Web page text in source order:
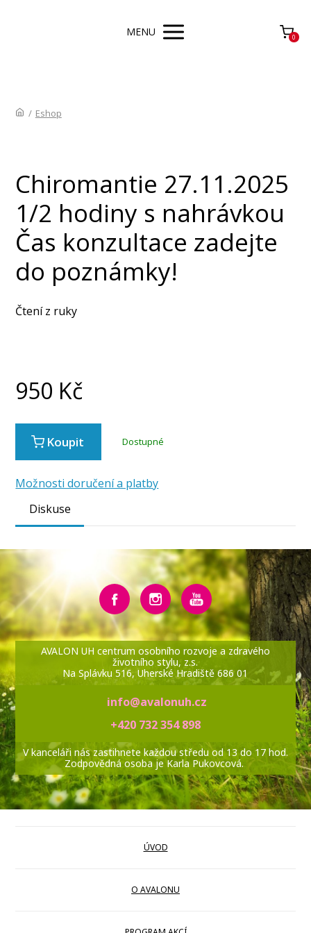
MENU 0
/ Eshop
Chiromantie 27.11.2025
1/2 hodiny s nahrávkou
Čas konzultace zadejte
do poznámky!
Čtení z ruky
950 Kč
Koupit Dostupné
Možnosti doručení a platby
Diskuse
AVALON UH centrum osobního rozvoje a zdravého
životního stylu, z.s.
Na Splávku 516, Uherské Hradiště 686 01
info@avalonuh.cz
+420 732 354 898
V kanceláři nás zastihnete každou středu od 13 do 17 hod.
Zodpovědná osoba je Karla Pukovcová.
ÚVOD
O AVALONU